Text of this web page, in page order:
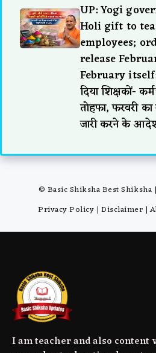
UP: Yogi
Holi gift to
employees;
release
February itself:
दिया शिक्षकों-
तोहफा, फरवरी
जारी करने के
© Basic Shiksha Best
Privacy Policy |Disclaimer |
I am teacher and also